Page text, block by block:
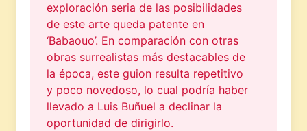
exploración seria de las posibilidades
de este arte queda patente en
‘Babaouo’. En comparación con otras
obras surrealistas más destacables de
la época, este guion resulta repetitivo
y poco novedoso, lo cual podría haber
llevado a Luis Buñuel a declinar la
oportunidad de dirigirlo.